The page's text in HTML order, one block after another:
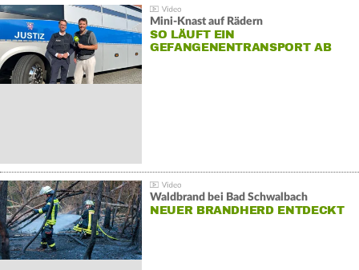
Mini-Knast auf Rädern
SO LÄUFT EIN
GEFANGENENTRANSPORT AB
Waldbrand bei Bad Schwalbach
NEUER BRANDHERD ENTDECKT